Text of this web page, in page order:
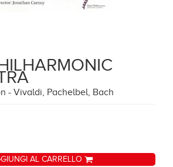
- Vivaldi, Pachelbel, Bach
AL CARRELLO